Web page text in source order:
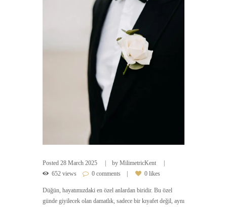
Posted 28 March 2025 by MilimetricKent
652 views
0 comments 0 likes
Düğün, hayatımızdaki en özel anlardan biridir. Bu özel
günde giyilecek olan damatlık, sadece bir kıyafet değil, aynı